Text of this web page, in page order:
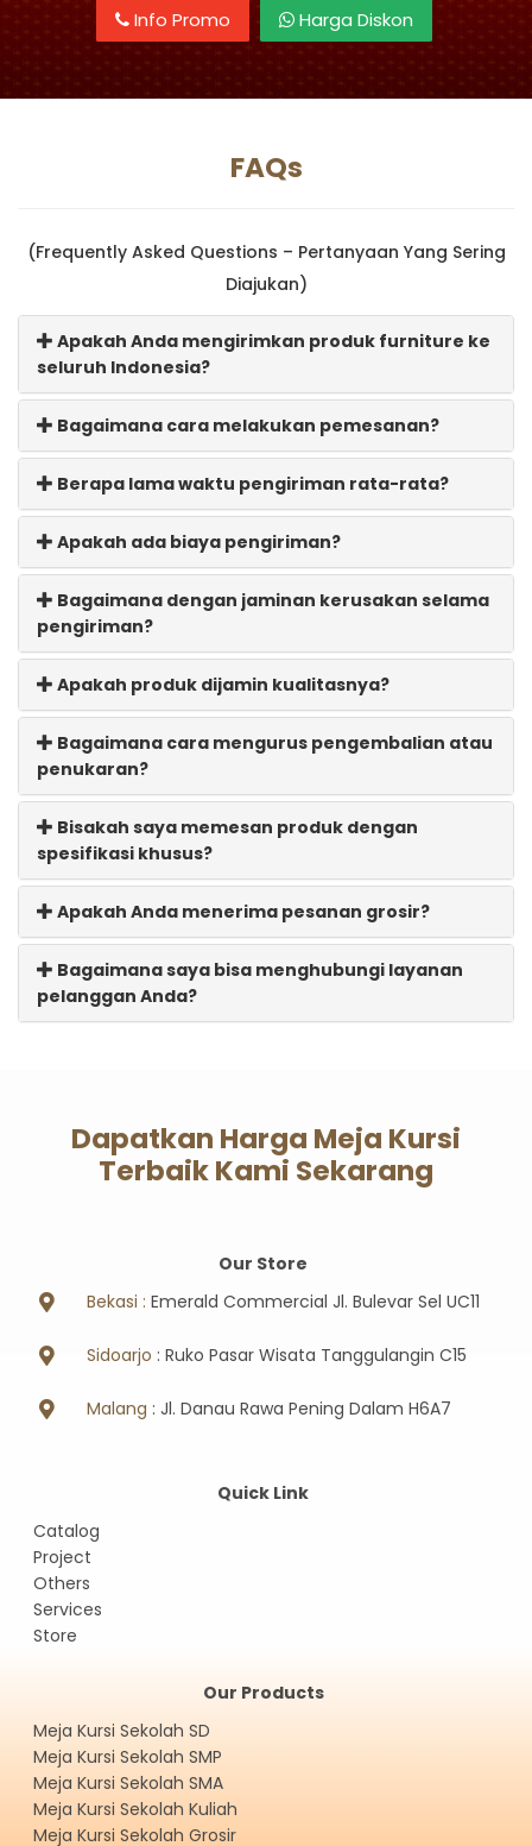
Info Promo Harga Diskon
FAQs
(Frequently Asked Questions – Pertanyaan Yang Sering
Diajukan)
Apakah Anda mengirimkan produk furniture ke
seluruh Indonesia?
Bagaimana cara melakukan pemesanan?
Berapa lama waktu pengiriman rata-rata?
Apakah ada biaya pengiriman?
Bagaimana dengan jaminan kerusakan selama
pengiriman?
Apakah produk dijamin kualitasnya?
Bagaimana cara mengurus pengembalian atau
penukaran?
Bisakah saya memesan produk dengan
spesifikasi khusus?
Apakah Anda menerima pesanan grosir?
Bagaimana saya bisa menghubungi layanan
pelanggan Anda?
Dapatkan Harga Meja Kursi
Terbaik Kami Sekarang
Our Store
Bekasi : Emerald Commercial Jl. Bulevar Sel UC11
Sidoarjo : Ruko Pasar Wisata Tanggulangin C15
Malang : Jl. Danau Rawa Pening Dalam H6A7
Quick Link
Catalog
Project
Others
Services
Store
Our Products
Meja Kursi Sekolah SD
Meja Kursi Sekolah SMP
Meja Kursi Sekolah SMA
Meja Kursi Sekolah Kuliah
Meja Kursi Sekolah Grosir